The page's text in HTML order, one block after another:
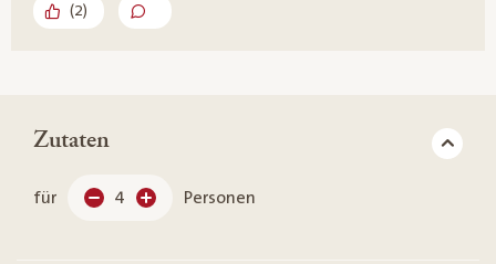
(2)
Zutaten
für 4 Personen